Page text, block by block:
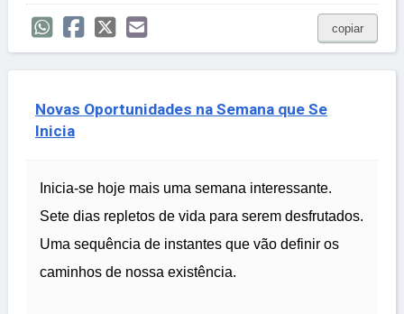
copiar
Novas Oportunidades na Semana que Se
Inicia
Inicia-se hoje mais uma semana interessante.
Sete dias repletos de vida para serem desfrutados.
Uma sequência de instantes que vão definir os
caminhos de nossa existência.